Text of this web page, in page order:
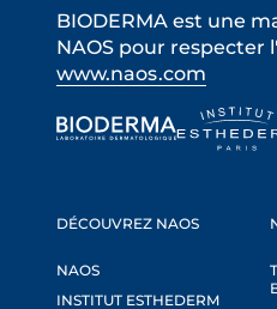
BIODERMA est une
NAOS pour respecter
www.naos.com
DÉCOUVREZ NAOS
NAOS
INSTITUT ESTHEDERM